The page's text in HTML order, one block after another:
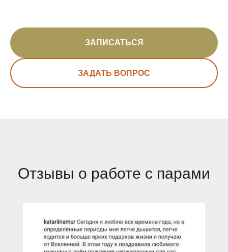
ЗАПИСАТЬСЯ
ЗАДАТЬ ВОПРОС
Отзывы о работе с парами